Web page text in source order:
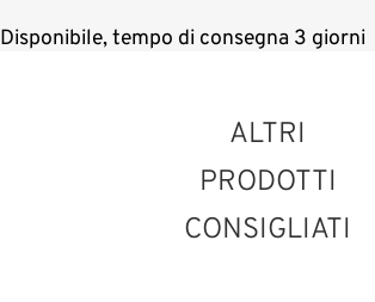
Disponibile, tempo di consegna 3 giorni
ALTRI
PRODOTTI
CONSIGLIATI